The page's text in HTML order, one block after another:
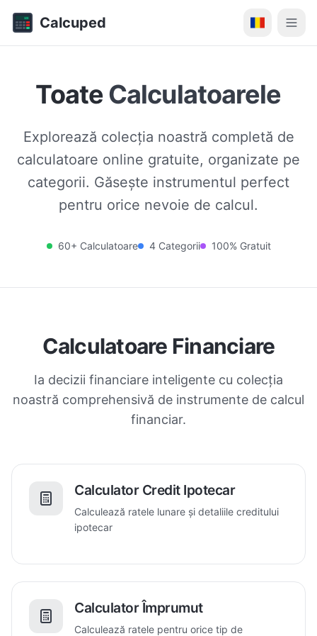
Calcuped
ToateCalculatoarele
Explorează colecția noastră completă de
calculatoare online gratuite, organizate pe
categorii. Găsește instrumentul perfect
pentru orice nevoie de calcul.
60+ Calculatoare 4 Categorii 100% Gratuit
Calculatoare Financiare
Ia decizii financiare inteligente cu colecția
noastră comprehensivă de instrumente de calcul
financiar.
Calculator Credit Ipotecar
Calculează ratele lunare și detaliile creditului
ipotecar
Calculator Împrumut
Calculează ratele pentru orice tip de